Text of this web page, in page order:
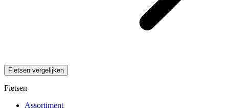
Fietsen vergelijken
Fietsen
Assortiment